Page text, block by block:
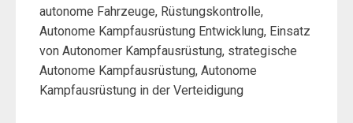
autonome Fahrzeuge, Rüstungskontrolle,
Autonome Kampfausrüstung Entwicklung, Einsatz
von Autonomer Kampfausrüstung, strategische
Autonome Kampfausrüstung, Autonome
Kampfausrüstung in der Verteidigung